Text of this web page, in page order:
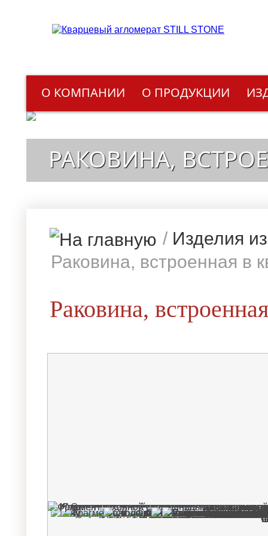
О КОМПАНИИ О ПРОДУКЦИИ
РАКОВИНА,
/ Изделия
Раковина, встроенная в
Раковина,